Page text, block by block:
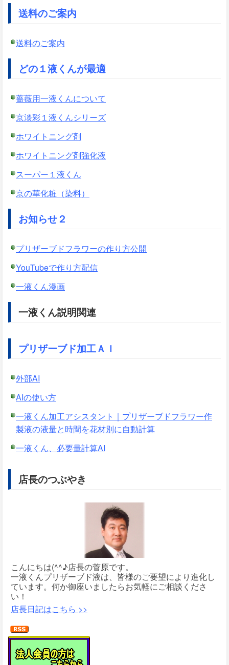
送料のご案内
送料のご案内
どの１液くんが最適
薔薇用一液くんについて
京淡彩１液くんシリーズ
ホワイトニング剤
ホワイトニング剤強化液
スーパー１液くん
京の華化粧（染料）
お知らせ２
プリザーブドフラワーの作り方公開
YouTubeで作り方配信
一液くん漫画
一液くん説明関連
プリザーブド加工ＡＩ
外部AI
AIの使い方
一液くん加工アシスタント｜プリザーブドフラワー作
製液の液量と時間を花材別に自動計算
一液くん、必要量計算AI
店長のつぶやき
こんにちは(^^♪店長の菅原です。
一液くんプリザーブド液は、皆様のご要望により進化し
ています。何か御座いましたらお気軽にご相談くださ
い！
店長日記はこちら >>